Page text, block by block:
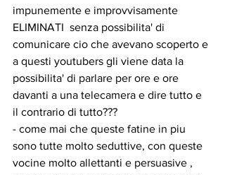
impunemente e improvvisamente
ELIMINATI  senza possibilita' di
comunicare cio che avevano scoperto e
a questi youtubers gli viene data la
possibilita' di parlare per ore e ore
davanti a una telecamera e dire tutto e
il contrario di tutto???
- come mai che queste fatine in piu
sono tutte molto seduttive, con queste
vocine molto allettanti e persuasive ,